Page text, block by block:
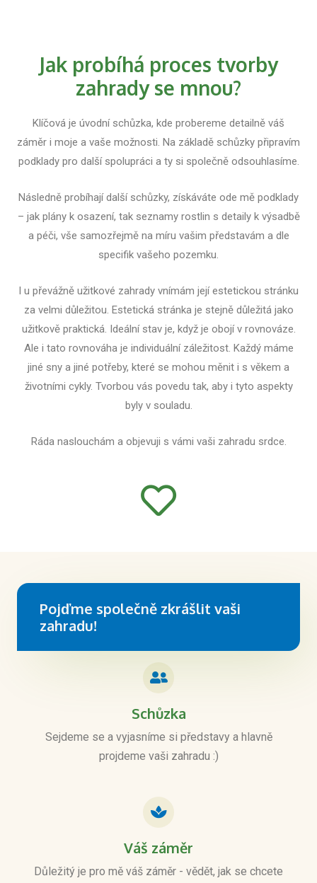
Jak probíhá proces tvorby
zahrady se mnou?
Klíčová je úvodní schůzka, kde probereme detailně váš
záměr i moje a vaše možnosti. Na základě schůzky připravím
podklady pro další spolupráci a ty si společně odsouhlasíme.
Následně probíhají další schůzky, získáváte ode mě podklady
– jak plány k osazení, tak seznamy rostlin s detaily k výsadbě
a péči, vše samozřejmě na míru vašim představám a dle
specifik vašeho pozemku.
I u převážně užitkové zahrady vnímám její estetickou stránku
za velmi důležitou. Estetická stránka je stejně důležitá jako
užitkově praktická. Ideální stav je, když je obojí v rovnováze.
Ale i tato rovnováha je individuální záležitost. Každý máme
jiné sny a jiné potřeby, které se mohou měnit i s věkem a
životními cykly. Tvorbou vás povedu tak, aby i tyto aspekty
byly v souladu.
Ráda naslouchám a objevuji s vámi vaši zahradu srdce.
Pojďme společně zkrášlit vaši
zahradu!
Schůzka
Sejdeme se a vyjasníme si představy a hlavně
projdeme vaši zahradu :)​
Váš záměr
Důležitý je pro mě váš záměr - vědět, jak se chcete